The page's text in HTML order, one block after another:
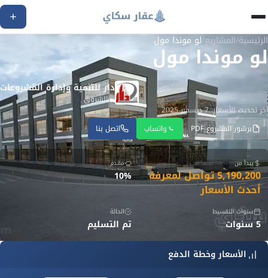
الرئيسية/المشاريع/لو موندا مول
لو موندا مول
برشور المشروع PDF واتساب اتصل بنا
آخر تحديث للأسعار: 7 ديسمبر 2025
دار للتنمية وإدارة المشروعات
الشروق
يبدأ من
5,190,200 تواصل لمعرفة
أحدث الأسعار
مقدم
10%
سنوات التقسيط
5 سنوات
الحالة
تم التسليم
الأسعار وخطة الدفع